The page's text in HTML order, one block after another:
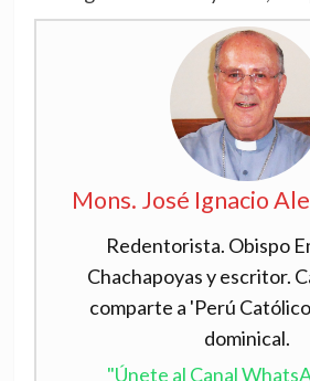
Mons. José Ignacio
Redentorista. Obispo
Chachapoyas y escritor.
comparte a 'Perú
dominical.
"Únete al Canal